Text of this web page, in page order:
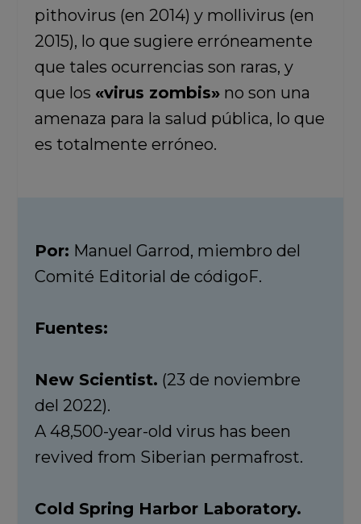
pithovirus (en 2014) y mollivirus (en
2015), lo que sugiere erróneamente
que tales ocurrencias son raras, y
que los «virus zombis»no son una
amenaza para la salud pública, lo que
es totalmente erróneo.
Por: Manuel Garrod, miembro del
Comité Editorial de códigoF.
Fuentes:
New Scientist. (23 de noviembre
del 2022).
A 48,500-year-old virus has been
revived from Siberian permafrost.
Cold Spring Harbor Laboratory.